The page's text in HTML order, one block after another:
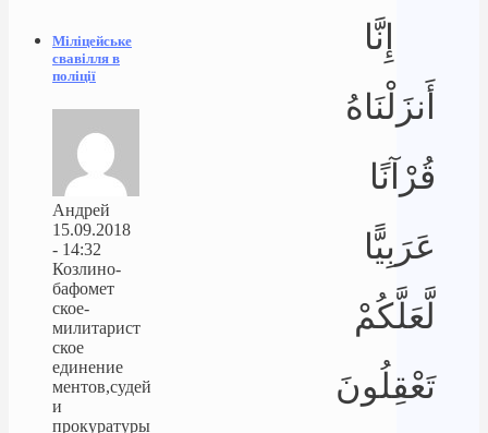
إِنَّا
أَنزَلْنَاهُ
قُرْآنًا
عَرَبِيًّا
لَّعَلَّكُمْ
تَعْقِلُونَ
Міліцейське
свавілля в
поліції
Андрей
15.09.2018
- 14:32
Козлино-
бафомет
ское-
милитарист
ское
единение
ментов,судей
и
прокуратуры